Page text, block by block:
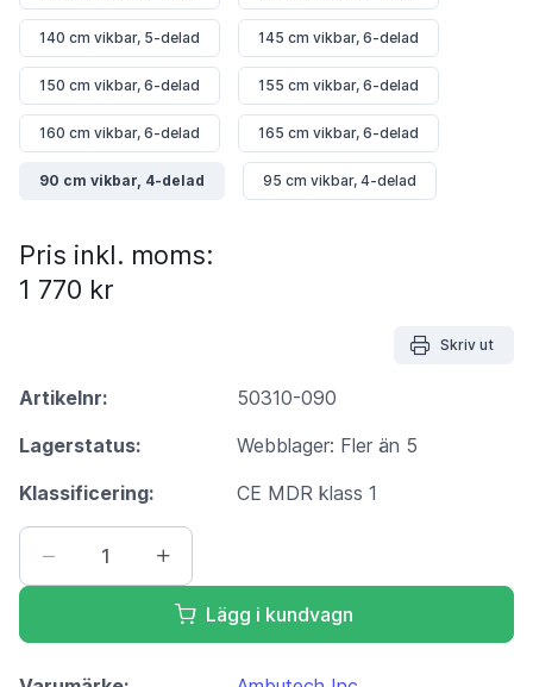
140 cm vikbar, 5-delad 145 cm vikbar, 6-delad
150 cm vikbar, 6-delad 155 cm vikbar, 6-delad
160 cm vikbar, 6-delad 165 cm vikbar, 6-delad
90 cm vikbar, 4-delad 95 cm vikbar, 4-delad
Pris inkl. moms:
1 770 kr
Skriv ut
Artikelnr:
50310-090
Lagerstatus:
Webblager: Fler än 5
Klassificering:
CE MDR klass 1
Lägg i kundvagn